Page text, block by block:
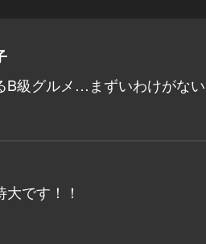
B級グルメ…まずいわけがな
です！！